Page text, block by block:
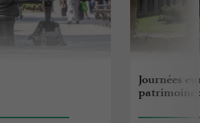
Journées
patrimoine